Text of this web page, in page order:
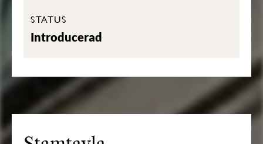
STATUS
Introducerad